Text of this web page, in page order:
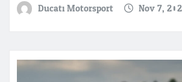
Ducati Motorsport Nov 7,